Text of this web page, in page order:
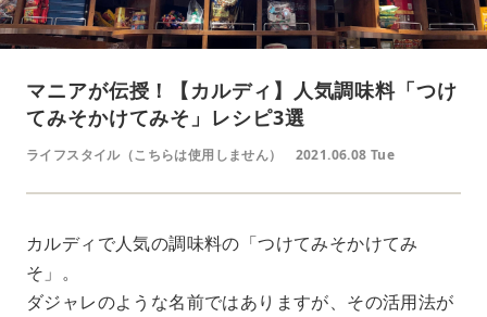
マニアが伝授！【カルディ】人気調味料「つけ
てみそかけてみそ」レシピ3選
ライフスタイル（こちらは使用しません） 2021.06.08 Tue
カルディで人気の調味料の「つけてみそかけてみ
そ」。
ダジャレのような名前ではありますが、その活用法が